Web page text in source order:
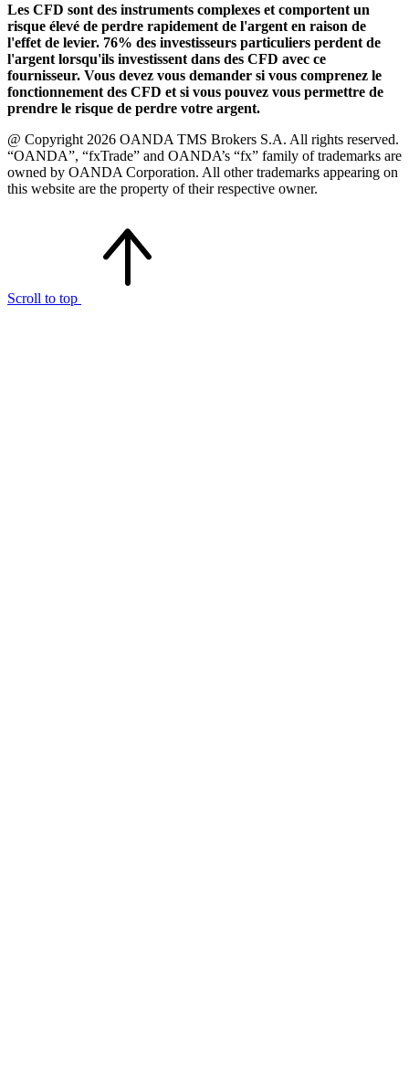
Les CFD sont des instruments complexes et comportent un
risque élevé de perdre rapidement de l'argent en raison de
l'effet de levier. 76% des investisseurs particuliers perdent de
l'argent lorsqu'ils investissent dans des CFD avec ce
fournisseur. Vous devez vous demander si vous comprenez le
fonctionnement des CFD et si vous pouvez vous permettre de
prendre le risque de perdre votre argent.
@ Copyright 2026 OANDA TMS Brokers S.A. All rights reserved.
“OANDA”, “fxTrade” and OANDA’s “fx” family of trademarks are
owned by OANDA Corporation. All other trademarks appearing on
this website are the property of their respective owner.
Scroll to top